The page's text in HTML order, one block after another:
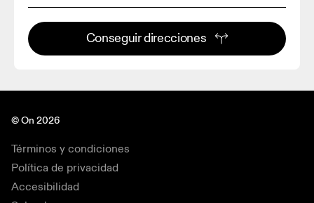
Conseguir direcciones
© On 2026
Términos y condiciones
Política de privacidad
Accesibilidad